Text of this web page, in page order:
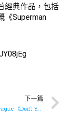
經典作品，包括
《Superman
下一篇
The Humane League 《Don’t You Want Me》(Purple Disco Machine Remix)現已推出